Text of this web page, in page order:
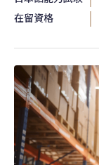
在留資格